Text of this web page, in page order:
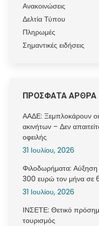
Ανακοινώσεις
Δελτία Τύπου
Πληρωμές
Σημαντικές ειδήσεις
ΠΡΟΣΦΑΤΑ ΑΡΘΡΑ
ΑΑΔΕ: Ξεμπλοκάρουν οι
ακινήτων – Δεν
οφειλής
31 Ιουλίου, 2026
Φιλοδωρήματα:
300 ευρώ τον μήνα σε
31 Ιουλίου, 2026
ΙΝΣΕΤΕ: Θετικό
τουρισμός